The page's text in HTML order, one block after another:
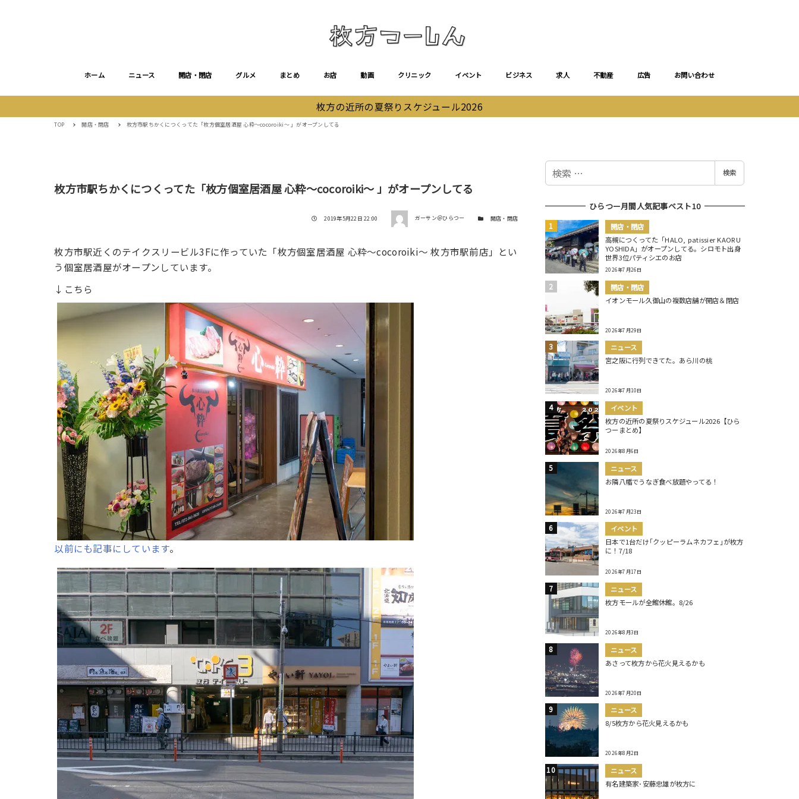
ホーム ニュース 開店・閉店 グルメ まとめ お店 動画 クリニック イベント ビジネス 求人 不動産 広告 お問い合わせ
枚方の近所の夏祭りスケジュール2026
TOP 開店・閉店 枚方市駅ちかくにつくってた「枚方個室居酒屋 心粋～cocoroiki～ 」がオープンしてる
枚方市駅ちかくにつくってた「枚方個室居酒屋 心粋～cocoroiki～ 」がオープンしてる
投稿日
2019年5月22日 22:00 著者 ガーサン＠ひらつー カテゴリー開店・閉店
枚方市駅近くのテイクスリービル3Fに作っていた「枚方個室居酒屋 心粋～cocoroiki～ 枚方市駅前店」とい
う個室居酒屋がオープンしています。
↓こちら
以前にも記事にしています。
検
検索
ひらつー月間人気記事ベスト10
開店・閉店
高槻につくってた「HALO, patissier KAORU
YOSHIDA」がオープンしてる。シロモト出身
世界3位パティシエのお店
2026年7月26日
開店・閉店
イオンモール久御山の複数店舗が開店＆閉店
2026年7月29日
ニュース
宮之阪に行列できてた。あら川の桃
2026年7月10日
イベント
枚方の近所の夏祭りスケジュール2026【ひら
つーまとめ】
2026年8月6日
ニュース
お隣八幡でうなぎ食べ放題やってる！
2026年7月23日
イベント
日本で1台だけ｢クッピーラムネカフェ｣が枚方
に！7/18
2026年7月17日
ニュース
枚方モールが全館休館。8/26
2026年8月3日
ニュース
あさって枚方から花火見えるかも
2026年7月20日
ニュース
8/5枚方から花火見えるかも
2026年8月2日
ニュース
有名建築家･安藤忠雄が枚方に